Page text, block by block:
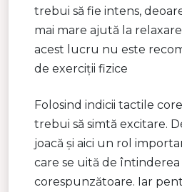
trebui să fie intens,
mai mare ajută la
acest lucru nu este
de exerciții fizice
Folosind indicii tactile
trebui să simtă excitare.
joacă și aici un rol
care se uită de întinderea
corespunzătoare. Iar